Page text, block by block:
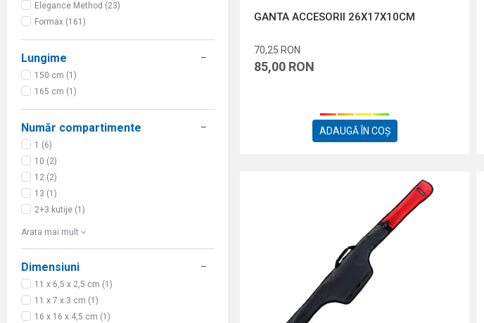
Elegance Method (23)
Formax (161)
Lungime
150 cm (1)
165 cm (1)
Număr compartimente
1 (6)
10 (2)
12 (2)
13 (1)
2+3 kutije (1)
Arata mai mult
Dimensiuni
11 x 6,5 x 2,5 cm (1)
11 x 7 x 3 cm (1)
16 x 16 x 4,5 cm (1)
GANTA ACCESORII 26X17X10CM
70,25 RON
85,00 RON
ADAUGĂ ÎN COȘ